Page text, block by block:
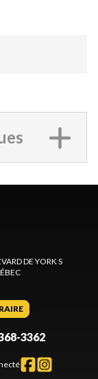
DE YORK S
3362